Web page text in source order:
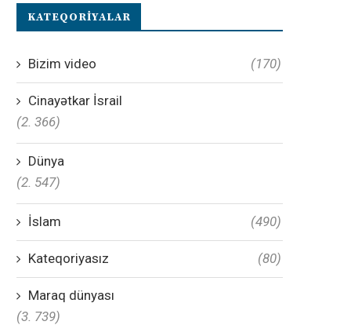
KATEQORIYALAR
Bizim video (170)
Cinayətkar İsrail
(2. 366)
Dünya
(2. 547)
İslam (490)
Kateqoriyasız (80)
Maraq dünyası
(3. 739)